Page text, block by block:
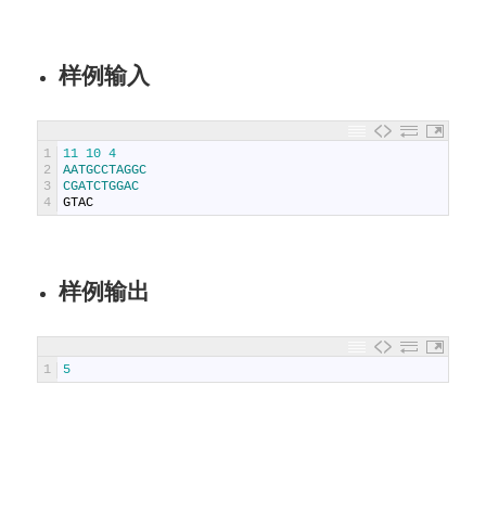
样例输入
1
2
3
4
11 10 4
AATGCCTAGGC
CGATCTGGAC
GTAC
样例输出
1 5